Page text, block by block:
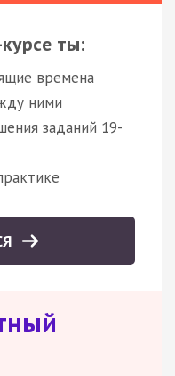
ты:
времена
ними
заданий 19-